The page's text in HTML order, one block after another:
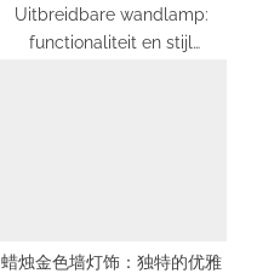
Uitbreidbare wandlamp:
functionaliteit en stijl
蜡烛金色墙灯饰：独特的优雅